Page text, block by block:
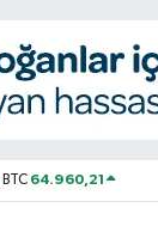
BTC 64.960,21